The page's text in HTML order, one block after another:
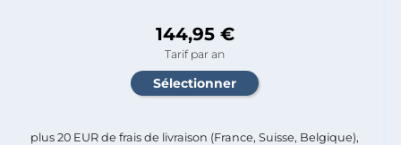
144,95 €
Tarif par an
plus 20 EUR de frais de livraison (France, Suisse, Belgique),